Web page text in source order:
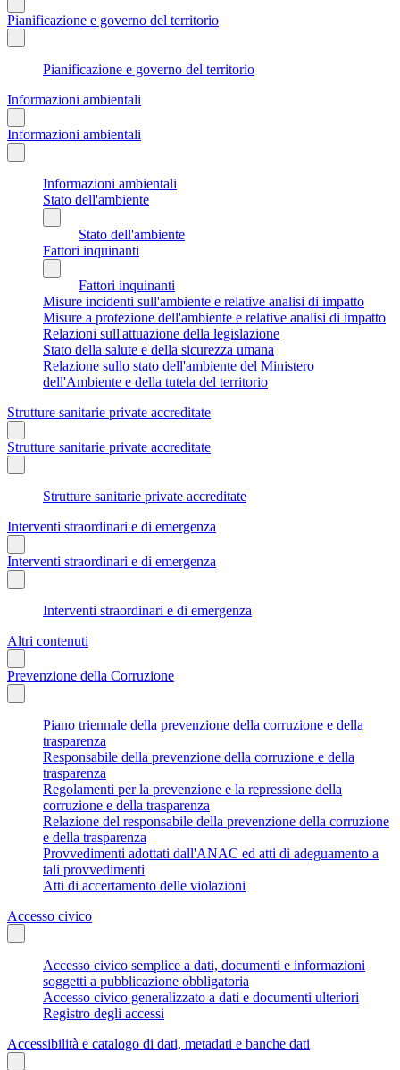
Pianificazione e governo del territorio
Pianificazione e governo del territorio
Informazioni ambientali
Informazioni ambientali
Informazioni ambientali
Stato dell'ambiente
Stato dell'ambiente
Fattori inquinanti
Fattori inquinanti
Misure incidenti sull'ambiente e relative analisi di impatto
Misure a protezione dell'ambiente e relative analisi di impatto
Relazioni sull'attuazione della legislazione
Stato della salute e della sicurezza umana
Relazione sullo stato dell'ambiente del Ministero
dell'Ambiente e della tutela del territorio
Strutture sanitarie private accreditate
Strutture sanitarie private accreditate
Strutture sanitarie private accreditate
Interventi straordinari e di emergenza
Interventi straordinari e di emergenza
Interventi straordinari e di emergenza
Altri contenuti
Prevenzione della Corruzione
Piano triennale della prevenzione della corruzione e della
trasparenza
Responsabile della prevenzione della corruzione e della
trasparenza
Regolamenti per la prevenzione e la repressione della
corruzione e della trasparenza
Relazione del responsabile della prevenzione della corruzione
e della trasparenza
Provvedimenti adottati dall'ANAC ed atti di adeguamento a
tali provvedimenti
Atti di accertamento delle violazioni
Accesso civico
Accesso civico semplice a dati, documenti e informazioni
soggetti a pubblicazione obbligatoria
Accesso civico generalizzato a dati e documenti ulteriori
Registro degli accessi
Accessibilità e catalogo di dati, metadati e banche dati